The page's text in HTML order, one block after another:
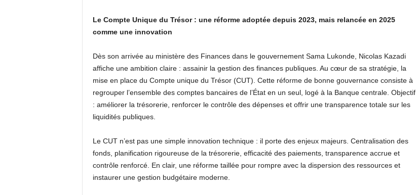
Le Compte Unique du Trésor : une réforme adoptée depuis 2023, mais relancée en 2025
comme une innovation
Dès son arrivée au ministère des Finances dans le gouvernement Sama Lukonde, Nicolas Kazadi
affiche une ambition claire : assainir la gestion des finances publiques. Au cœur de sa stratégie, la
mise en place du Compte unique du Trésor (CUT). Cette réforme de bonne gouvernance consiste à
regrouper l’ensemble des comptes bancaires de l’État en un seul, logé à la Banque centrale. Objectif
: améliorer la trésorerie, renforcer le contrôle des dépenses et offrir une transparence totale sur les
liquidités publiques.
Le CUT n’est pas une simple innovation technique : il porte des enjeux majeurs. Centralisation des
fonds, planification rigoureuse de la trésorerie, efficacité des paiements, transparence accrue et
contrôle renforcé. En clair, une réforme taillée pour rompre avec la dispersion des ressources et
instaurer une gestion budgétaire moderne.